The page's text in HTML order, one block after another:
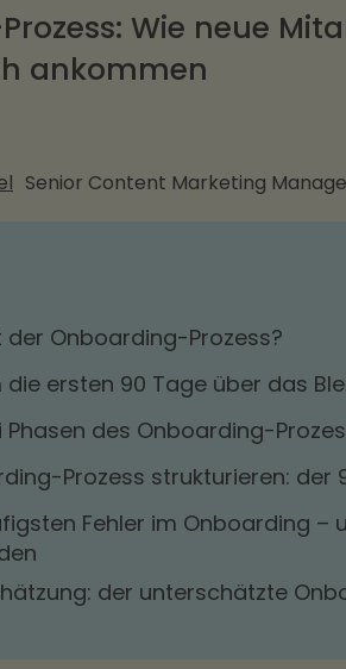
Wie neue
ankommen
Senior Content Marketing
der Onboarding-Prozess?
die ersten 90 Tage über das
Phasen des Onboarding-
Prozess strukturieren: der
Fehler im Onboarding –
der unterschätzte